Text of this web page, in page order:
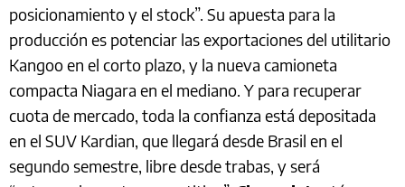
posicionamiento y el stock”. Su apuesta para la
producción es potenciar las exportaciones del utilitario
Kangoo en el corto plazo, y la nueva camioneta
compacta Niagara en el mediano. Y para recuperar
cuota de mercado, toda la confianza está depositada
en el SUV Kardian, que llegará desde Brasil en el
segundo semestre, libre desde trabas, y será